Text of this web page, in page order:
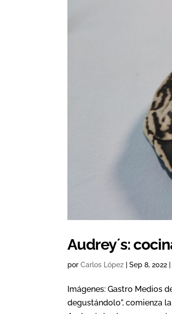
Audrey´s:
porCarlos López |Sep 8, 2022
Imágenes: Gastro Medios
degustándolo”, comienza